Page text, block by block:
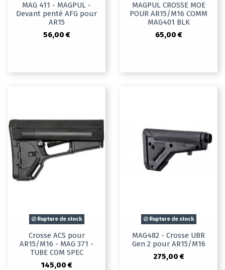
MAG 411 - MAGPUL -
Devant penté AFG pour
AR15
56,00 €
MAGPUL CROSSE MOE
POUR AR15/M16 COMM
MAG401 BLK
65,00 €
Rupture de stock
Crosse ACS pour
AR15/M16 - MAG 371 -
TUBE COM SPEC
145,00 €
Rupture de stock
MAG482 - Crosse UBR
Gen 2 pour AR15/M16
275,00 €